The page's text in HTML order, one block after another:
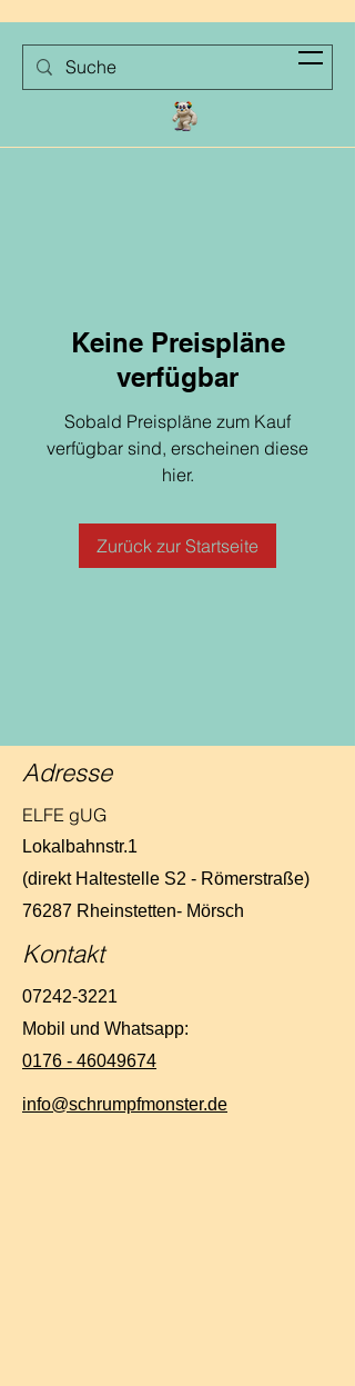
Schulprobleme erkennen und lösen
Keine Preispläne
verfügbar
Sobald Preispläne zum Kauf
verfügbar sind, erscheinen diese
hier.
Zurück zur Startseite
Adresse
ELFE gUG
Lokalbahnstr.1
(direkt Haltestelle S2 - Römerstraße)
76287 Rheinstetten- Mörsch
Kontakt
07242-3221
Mobil und Whatsapp:
0176 - 46049674
info@schrumpfmonster.de